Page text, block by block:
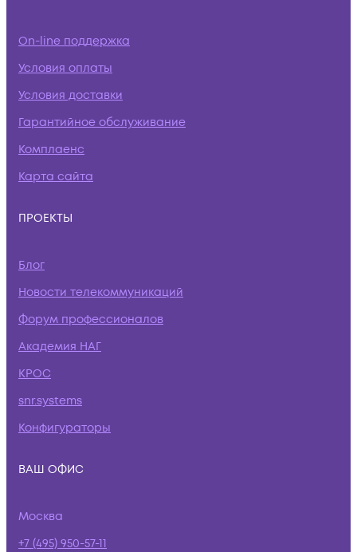
On-line поддержка
Условия оплаты
Условия доставки
Гарантийное обслуживание
Комплаенс
Карта сайта
ПРОЕКТЫ
Блог
Новости телекоммуникаций
Форум профессионалов
Академия НАГ
КРОС
snr.systems
Конфигураторы
ВАШ ОФИС
Москва
+7 (495) 950-57-11